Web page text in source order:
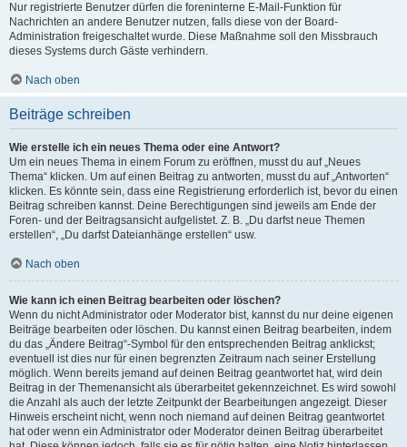
Nur registrierte Benutzer dürfen die foreninterne E-Mail-Funktion für
Nachrichten an andere Benutzer nutzen, falls diese von der Board-
Administration freigeschaltet wurde. Diese Maßnahme soll den Missbrauch
dieses Systems durch Gäste verhindern.
Nach oben
Beiträge schreiben
Wie erstelle ich ein neues Thema oder eine Antwort?
Um ein neues Thema in einem Forum zu eröffnen, musst du auf „Neues
Thema“ klicken. Um auf einen Beitrag zu antworten, musst du auf „Antworten“
klicken. Es könnte sein, dass eine Registrierung erforderlich ist, bevor du einen
Beitrag schreiben kannst. Deine Berechtigungen sind jeweils am Ende der
Foren- und der Beitragsansicht aufgelistet. Z. B. „Du darfst neue Themen
erstellen“, „Du darfst Dateianhänge erstellen“ usw.
Nach oben
Wie kann ich einen Beitrag bearbeiten oder löschen?
Wenn du nicht Administrator oder Moderator bist, kannst du nur deine eigenen
Beiträge bearbeiten oder löschen. Du kannst einen Beitrag bearbeiten, indem
du das „Ändere Beitrag“-Symbol für den entsprechenden Beitrag anklickst;
eventuell ist dies nur für einen begrenzten Zeitraum nach seiner Erstellung
möglich. Wenn bereits jemand auf deinen Beitrag geantwortet hat, wird dein
Beitrag in der Themenansicht als überarbeitet gekennzeichnet. Es wird sowohl
die Anzahl als auch der letzte Zeitpunkt der Bearbeitungen angezeigt. Dieser
Hinweis erscheint nicht, wenn noch niemand auf deinen Beitrag geantwortet
hat oder wenn ein Administrator oder Moderator deinen Beitrag überarbeitet